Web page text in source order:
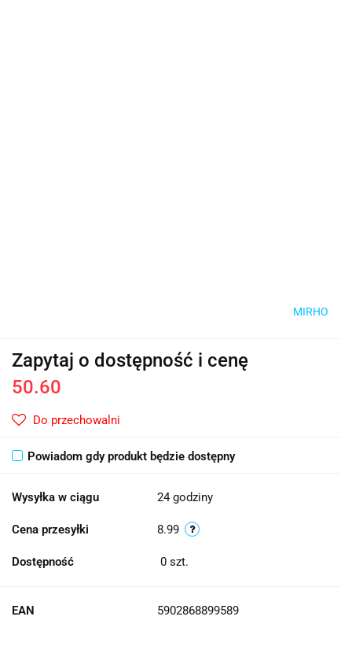
MIRHO
Zapytaj o dostępność i cenę
50.60
Do przechowalni
Powiadom gdy produkt będzie dostępny
Wysyłka w ciągu 24 godziny
Cena przesyłki 8.99
Dostępność 0 szt.
EAN 5902868899589